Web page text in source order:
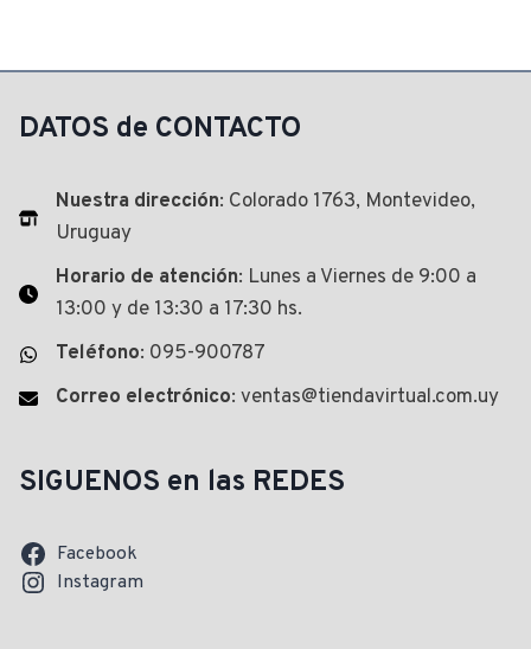
DATOS de CONTACTO
Nuestra dirección: Colorado 1763, Montevideo,
Uruguay
Horario de atención: Lunes a Viernes de 9:00 a
13:00 y de 13:30 a 17:30 hs.
Teléfono: 095-900787
Correo electrónico: ventas@tiendavirtual.com.uy
SIGUENOS en las REDES
Facebook
Instagram